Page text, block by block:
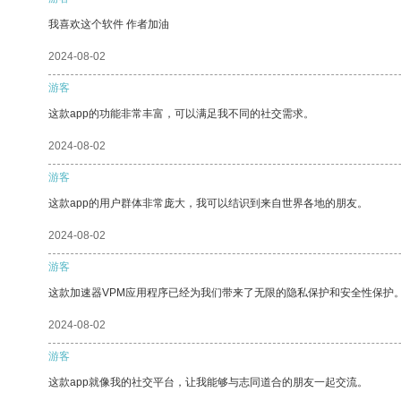
我喜欢这个软件 作者加油
2024-08-02
游客
这款app的功能非常丰富，可以满足我不同的社交需求。
2024-08-02
游客
这款app的用户群体非常庞大，我可以结识到来自世界各地的朋友。
2024-08-02
游客
这款加速器VPM应用程序已经为我们带来了无限的隐私保护和安全性保护
2024-08-02
游客
这款app就像我的社交平台，让我能够与志同道合的朋友一起交流。